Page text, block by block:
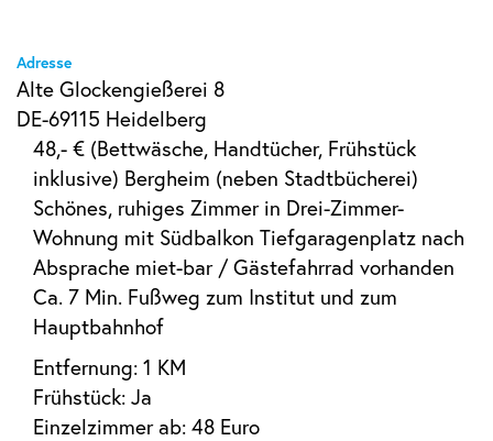
Adresse
Alte Glockengießerei 8
DE-69115 Heidelberg
48,- € (Bettwäsche, Handtücher, Frühstück
inklusive) Bergheim (neben Stadtbücherei)
Schönes, ruhiges Zimmer in Drei-Zimmer-
Wohnung mit Südbalkon Tiefgaragenplatz nach
Absprache miet-bar / Gästefahrrad vorhanden
Ca. 7 Min. Fußweg zum Institut und zum
Hauptbahnhof
Entfernung: 1 KM
Frühstück: Ja
Einzelzimmer ab: 48 Euro